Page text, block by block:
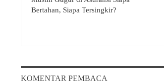
Bertahan, Siapa Tersingkir?
KOMENTAR PEMBACA